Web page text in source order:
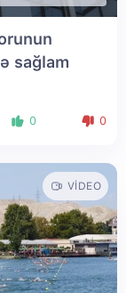
sağlam
0 0
VIDEO